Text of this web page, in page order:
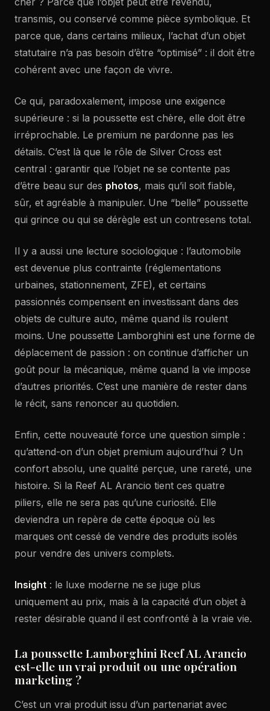
transmis, ou conservé comme pièce symbolique. Et
parce que, dans certains milieux, l’achat d’un objet
statutaire n’a pas besoin d’être “optimisé” : il doit être
cohérent avec une façon de vivre.
Ce qui, paradoxalement, impose une exigence
supérieure : si la poussette est chère, elle doit être
irréprochable. Le premium ne pardonne pas les
détails. C’est là que le rôle de Silver Cross est
central : garantir que l’objet ne se contente pas
d’être beau sur des photos, mais qu’il soit fiable,
sûr, et agréable à manipuler. Une “belle” poussette
qui grince ou qui se dérègle est un contresens total.
Il y a aussi une lecture sociologique : l’automobile
est devenue plus contrainte (réglementations
urbaines, stationnement, ZFE), et certains
passionnés compensent en investissant dans des
objets de culture auto, même quand ils roulent
moins. Une poussette Lamborghini est une forme de
déplacement de passion : on continue d’afficher un
goût pour la mécanique, même quand la vie impose
d’autres priorités. C’est une manière de rester dans
le récit, sans renoncer au quotidien.
Enfin, cette nouveauté force une question simple :
qu’attend-on d’un objet premium aujourd’hui ? Un
confort absolu, une qualité perçue, une rareté, une
histoire. Si la Reef AL Arancio tient ces quatre
piliers, elle ne sera pas qu’une curiosité. Elle
deviendra un repère de cette époque où les
marques ont cessé de vendre des produits isolés
pour vendre des univers complets.
Insight : le luxe moderne ne se juge plus
uniquement au prix, mais à la capacité d’un objet à
rester désirable quand il est confronté à la vraie vie.
La poussette Lamborghini Reef AL Arancio
est-elle un vrai produit ou une opération
marketing ?
C’est un vrai produit issu d’un partenariat avec